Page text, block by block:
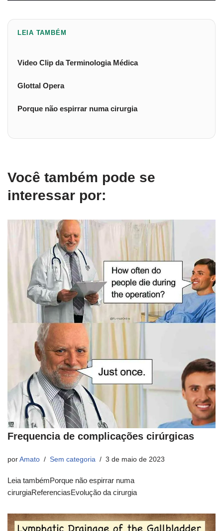
LEIA TAMBÉM
Video Clip da Terminologia Médica
Glottal Opera
Porque não espirrar numa cirurgia
Você também pode se
interessar por:
Frequencia de complicações cirúrgicas
por Amato Sem categoria 3 de maio de 2023
Leia tambémPorque não espirrar numa
cirurgiaReferenciasEvolução da cirurgia